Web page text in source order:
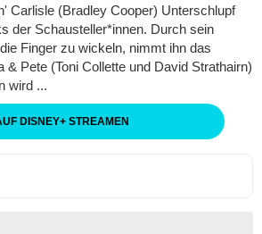
Carlisle (Bradley Cooper) Unterschlupf
der Schausteller*innen. Durch sein
Finger zu wickeln, nimmt ihn das
& Pete (Toni Collette und David Strathairn)
wird ...
DISNEY+ STREAMEN